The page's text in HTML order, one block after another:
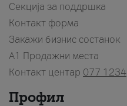
Секција за поддршка
Контакт форма
Закажи бизнис состанок
A1 Продажни места
Контакт центар 077 1234
Профил